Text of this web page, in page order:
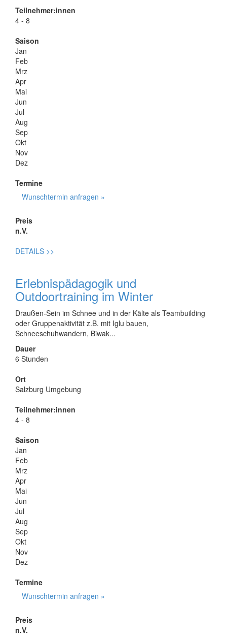
Teilnehmer:innen
4 - 8
Saison
Jan
Feb
Mrz
Apr
Mai
Jun
Jul
Aug
Sep
Okt
Nov
Dez
Termine
Wunschtermin anfragen »
Preis
n.V.
DETAILS >>
Erlebnispädagogik und
Outdoortraining im Winter
Draußen-Sein im Schnee und in der Kälte als Teambuilding
oder Gruppenaktivität z.B. mit Iglu bauen,
Schneeschuhwandern, Biwak...
Dauer
6 Stunden
Ort
Salzburg Umgebung
Teilnehmer:innen
4 - 8
Saison
Jan
Feb
Mrz
Apr
Mai
Jun
Jul
Aug
Sep
Okt
Nov
Dez
Termine
Wunschtermin anfragen »
Preis
n.V.